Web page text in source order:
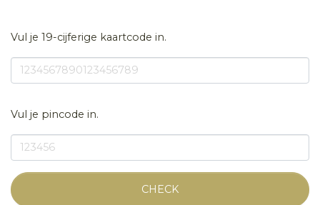
Vul je 19-cijferige kaartcode in.
Vul je pincode in.
CHECK